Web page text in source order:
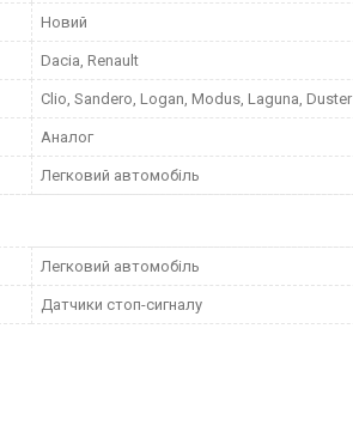
Новий
Dacia, Renault
Clio, Sandero, Logan, Modus, Laguna, Duster
Аналог
Легковий автомобіль
Легковий автомобіль
Датчики стоп-сигналу